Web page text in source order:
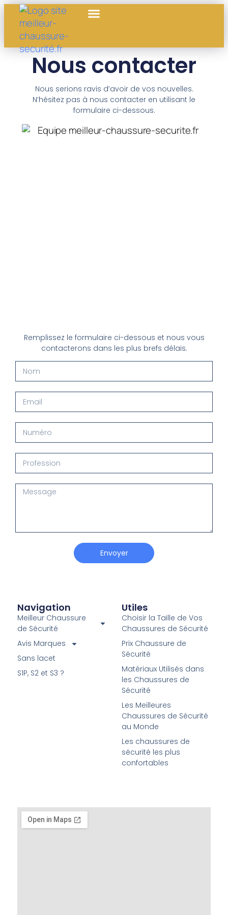
Nous contacter
Nous serions ravis d’avoir de vos nouvelles.
N’hésitez pas à nous contacter en utilisant le
formulaire ci-dessous.
Remplissez le formulaire ci-dessous et nous vous
contacterons dans les plus brefs délais.
Envoyer
Navigation
Meilleur Chaussure
de Sécurité
Avis Marques
Sans lacet
S1P, S2 et S3 ?
Utiles
Choisir la Taille de Vos
Chaussures de Sécurité
Prix Chaussure de
Sécurité
Matériaux Utilisés dans
les Chaussures de
Sécurité
Les Meilleures
Chaussures de Sécurité
au Monde
Les chaussures de
sécurité les plus
confortables